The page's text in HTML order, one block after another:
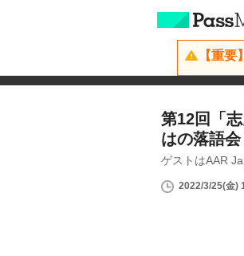
【重
第12回「
はの落語
ゲストはAAR
2022/3/25(金)